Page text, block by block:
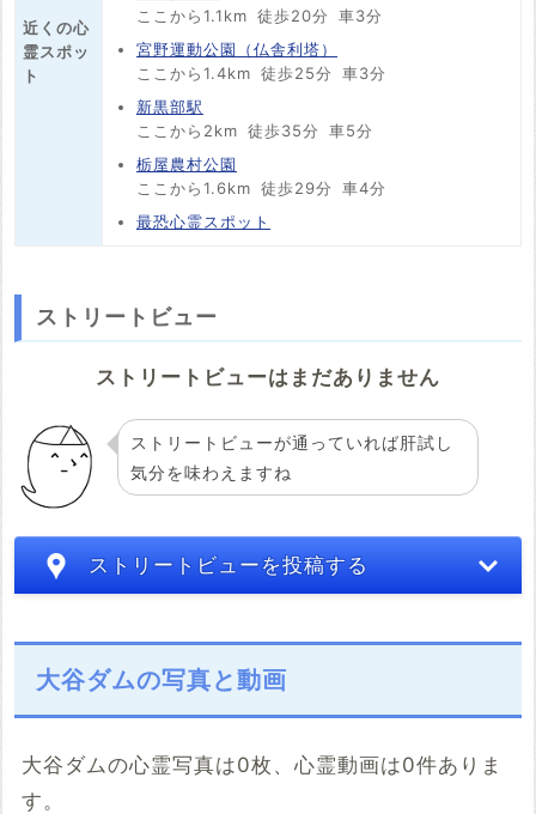
近くの心
霊スポッ
ト
ここから1.1km 徒歩20分
車3分
宮野運動公園（仏舎利塔）
ここから1.4km 徒歩25分
車3分
新黒部駅
ここから2km 徒歩35分
車5分
栃屋農村公園
ここから1.6km 徒歩29分
車4分
最恐心霊スポット
ストリートビュー
ストリートビューはまだありません
ストリートビューが通っていれば肝試し
気分を味わえますね
ストリートビューを投稿する
大谷ダムの写真と動画
大谷ダムの心霊写真は0枚、心霊動画は0件ありま
す。